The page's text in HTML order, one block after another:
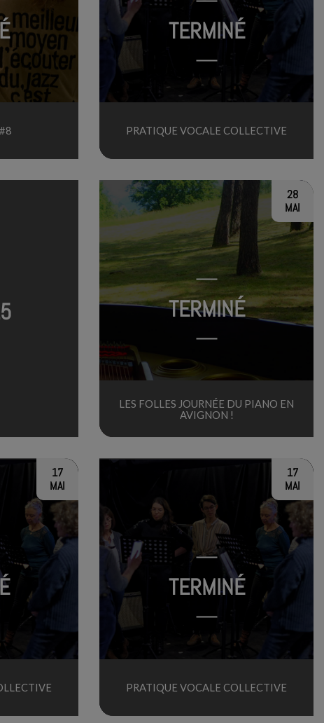
PRATIQUE VOCALE COLLECTIVE
TERMINÉ
28
MAI
LES FOLLES JOURNÉE DU PIANO EN
AVIGNON !
TERMINÉ
17
MAI
17
MAI
PRATIQUE VOCALE COLLECTIVE
TERMINÉ